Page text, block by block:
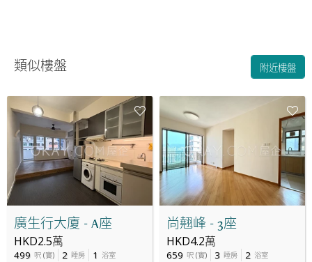
類似樓盤 附近樓盤
廣生行大廈 - A座
HKD2.5萬
499 呎 (實) 2 睡房 1 浴室
尚翹峰 - 3座
HKD4.2萬
659 呎 (實) 3 睡房 2 浴室